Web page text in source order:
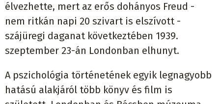
élvezhette, mert az erős dohányos Freud -
nem ritkán napi 20 szivart is elszívott -
szájüregi daganat következtében 1939.
szeptember 23-án Londonban elhunyt.
A pszichológia történetének egyik legnagyobb
hatású alakjáról több könyv és film is